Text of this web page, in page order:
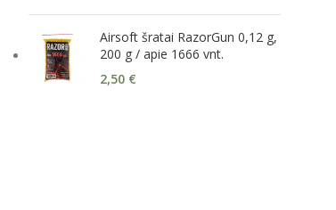
Airsoft šratai RazorGun 0,12 g,
200 g / apie 1666 vnt.
2,50 €